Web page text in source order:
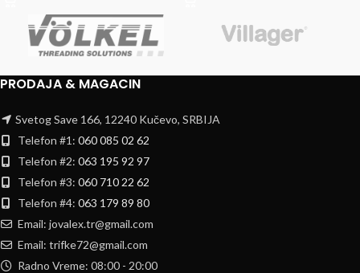
PRODAJA & MAGACIN
Svetog Save 166, 12240 Kučevo, SRBIJA
Telefon #1: 060 085 02 62
Telefon #2: 063 195 92 97
Telefon #3: 060 710 22 62
Telefon #4: 063 179 89 80
Email: jovalex.tr@gmail.com
Email: trifke72@gmail.com
Radno Vreme: 08:00 - 20:00